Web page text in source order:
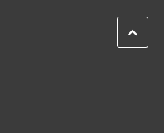
ZPĚT